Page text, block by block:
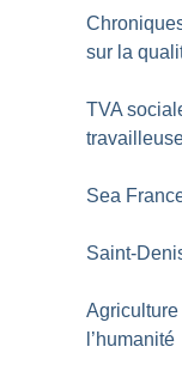
sur la
TVA
Sea
Saint-
l’humanité